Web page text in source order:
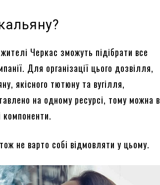
Черкас зможуть підібрати все
Для організації цього дозвілля,
якісного тютюну та вугілля,
на одному ресурсі, тому можна в
компоненти.
не варто собі відмовляти у цьому.